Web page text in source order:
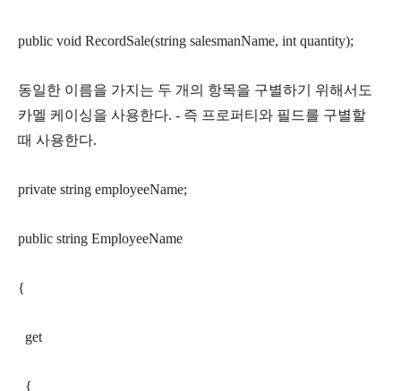
public void RecordSale(string salesmanName, int quantity);
동일한 이름을 가지는 두 개의 항목을 구별하기 위해서도
카멜 케이싱을 사용한다. - 즉 프로퍼티와 필드를 구별할
때 사용한다.
private string employeeName;
public string EmployeeName
{
get
{